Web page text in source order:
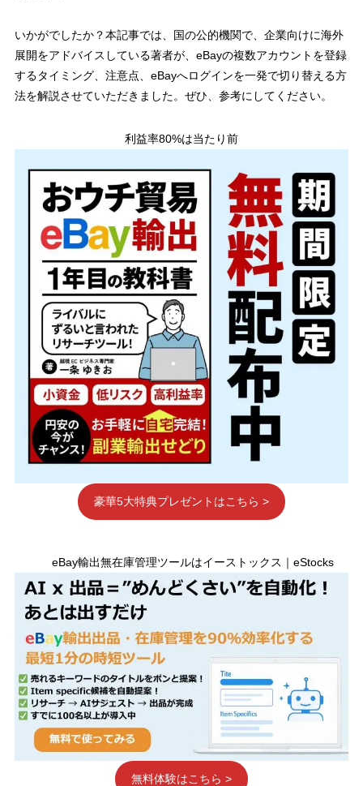
いかがでしたか？本記事では、国の公的機関で、企業向けに海外
展開をアドバイスしている著者が、eBayの複数アカウントを登録
するタイミング、注意点、eBayへログインを一発で切り替える方
法を解説させていただきました。ぜひ、参考にしてください。
利益率80%は当たり前
豪華5大特典プレゼントはこちら >
eBay輸出無在庫管理ツールはイーストックス｜eStocks
無料体験はこちら >